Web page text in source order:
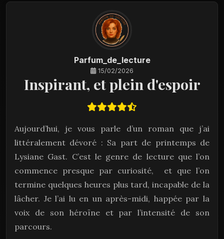
Parfum_de_lecture
15/02/2026
Inspirant, et plein d'espoir
Aujourd’hui, je vous parle d’un roman que j’ai
littéralement dévoré : Sa part de printemps de
Lysiane Gast. C’est le genre de lecture que l’on
commence presque par curiosité, et que l’on
termine quelques heures plus tard, incapable de la
lâcher. Je l’ai lu en un après-midi, happée par la
voix de son héroïne et par l’intensité de son
parcours.